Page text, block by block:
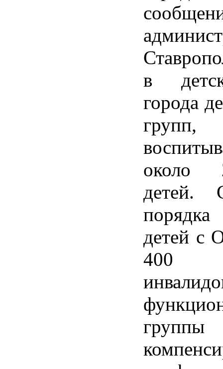
в
города
около
детей.
детей с
400
группы